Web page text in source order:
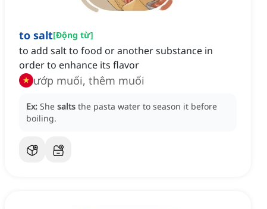
to salt[Động từ]
to add salt to food or another substance in
order to enhance its flavor
ướp muối, thêm muối
Ex: She salts the pasta water to season it before
boiling.